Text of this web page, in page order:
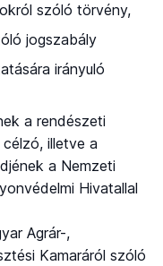
szóló törvény,
jogszabály
irányuló
a rendészeti
illetve a
a Nemzeti
Hivatallal
Agrár-,
Kamaráról szóló